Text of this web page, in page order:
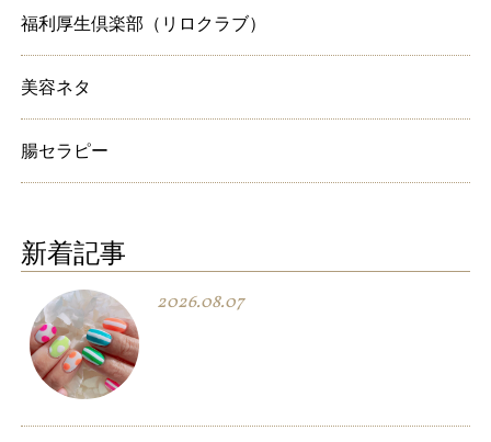
福利厚生倶楽部（リロクラブ）
美容ネタ
腸セラピー
新着記事
2026.08.07